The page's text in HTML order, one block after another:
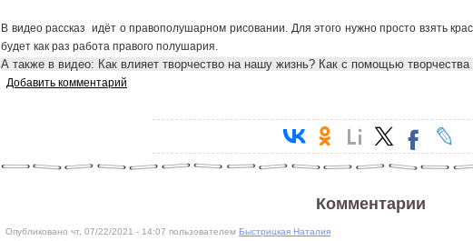
В видео рассказ идёт о правополушарном рисовании. Для этого нужно просто взять
будет как раз работа правого полушария.
А также в видео: Как влияет творчество на нашу жизнь? Как с помощью творчества
Добавить комментарий
Комментарии
Опубликовано чт, 07/22/2021 - 14:07 пользователем Быстрицкая Наталия